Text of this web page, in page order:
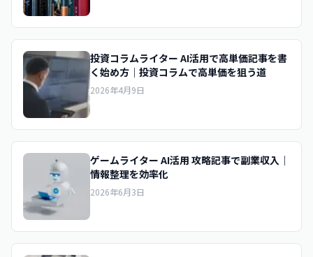
投資コラムライター AI活用で高単価記事を書
く始め方｜投資コラムで高単価を狙う道
2026年4月9日
ゲームライター AI活用 攻略記事で副業収入｜
情報整理を効率化
2026年6月3日